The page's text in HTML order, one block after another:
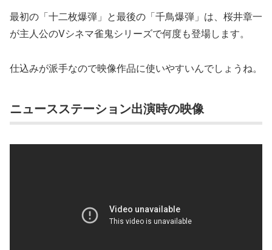
最初の「十二枚爆弾」と最後の「千鳥爆弾」は、桜井章一
が主人公のVシネマ雀鬼シリーズで何度も登場します。
仕込みが派手なので映像作品に使いやすいんでしょうね。
ニュースステーション出演時の映像